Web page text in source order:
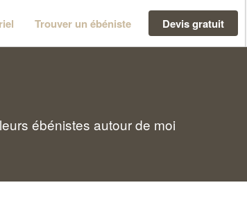
Trouver un ébéniste Devis gratuit
ébénistes autour de moi